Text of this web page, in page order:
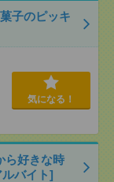
子のピッキ
気になる！
ら好きな時
バイト]